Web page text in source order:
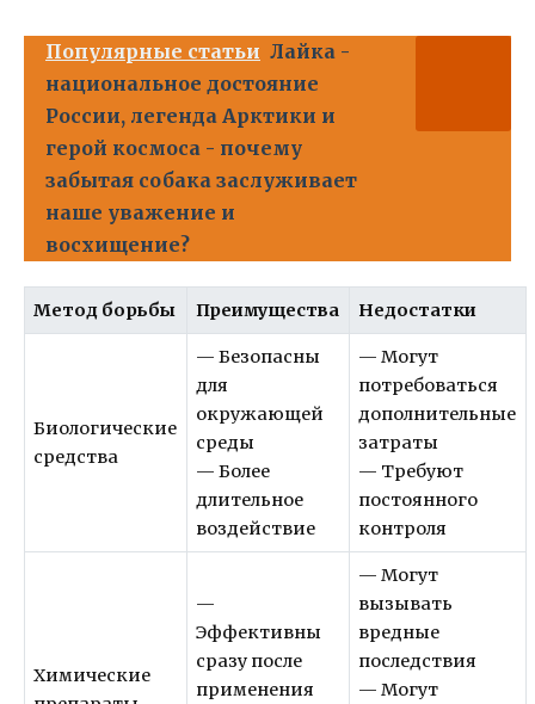
Популярные статьи Лайка -
национальное достояние
России, легенда Арктики и
герой космоса - почему
забытая собака заслуживает
наше уважение и
восхищение?
Метод борьбы Преимущества Недостатки
Биологические
средства
— Безопасны
для
окружающей
среды
— Более
длительное
воздействие
— Могут
потребоваться
дополнительные
затраты
— Требуют
постоянного
контроля
Химические
—
Эффективны
сразу после
применения
— Могут
вызывать
вредные
последствия
— Могут